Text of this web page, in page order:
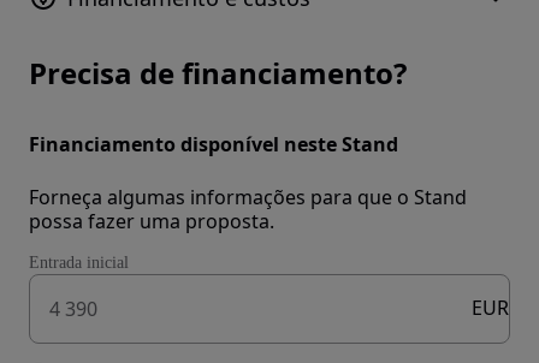
Precisa de financiamento?
Financiamento disponível neste Stand
Forneça algumas informações para que o Stand
possa fazer uma proposta.
Entrada inicial
EUR